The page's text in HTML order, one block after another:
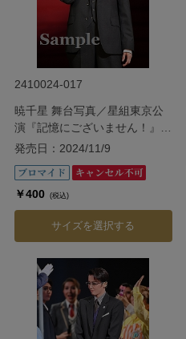
2410024-017
暁千星 舞台写真／星組東京公
演『記憶にございません！』
『Tiara Azul ―Destino―』
発売日：2024/11/9
￥400 (税込)
サイズを選択する